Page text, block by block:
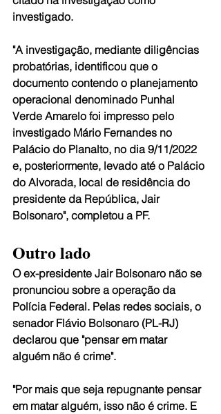
investigado.
"A investigação, mediante diligências
probatórias, identificou que o
documento contendo o planejamento
operacional denominado Punhal
Verde Amarelo foi impresso pelo
investigado Mário Fernandes no
Palácio do Planalto, no dia 9/11/2022
e, posteriormente, levado até o Palácio
do Alvorada, local de residência do
presidente da República, Jair
Bolsonaro", completou a PF.
Outro lado
O ex-presidente Jair Bolsonaro não se
pronunciou sobre a operação da
Polícia Federal. Pelas redes sociais, o
senador Flávio Bolsonaro (PL-RJ)
declarou que "pensar em matar
alguém não é crime".
"Por mais que seja repugnante pensar
em matar alguém, isso não é crime. E